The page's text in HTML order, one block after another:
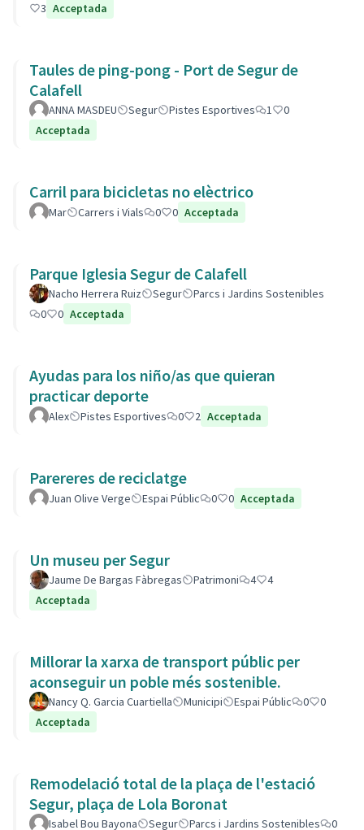
3 Acceptada
Taules de ping-pong - Port de Segur de
Calafell
ANNA MASDEU Segur Pistes Esportives 1
0
Acceptada
Carril para bicicletas no elèctrico
Mar Carrers i Vials 0 0 Acceptada
Parque Iglesia Segur de Calafell
Nacho Herrera Ruiz Segur
Parcs i Jardins Sostenibles
0
0 Acceptada
Ayudas para los niño/as que quieran
practicar deporte
Alex Pistes Esportives 0 2 Acceptada
Parereres de reciclatge
Juan Olive Verge Espai Públic 0 0 Acceptada
Un museu per Segur
Jaume De Bargas Fàbregas Patrimoni 4
4
Acceptada
Millorar la xarxa de transport públic per
aconseguir un poble més sostenible.
Nancy Q. Garcia Cuartiella Municipi Espai Públic 0
0
Acceptada
Remodelació total de la plaça de l'estació
Segur, plaça de Lola Boronat
Isabel Bou Bayona Segur Parcs i Jardins Sostenibles 0